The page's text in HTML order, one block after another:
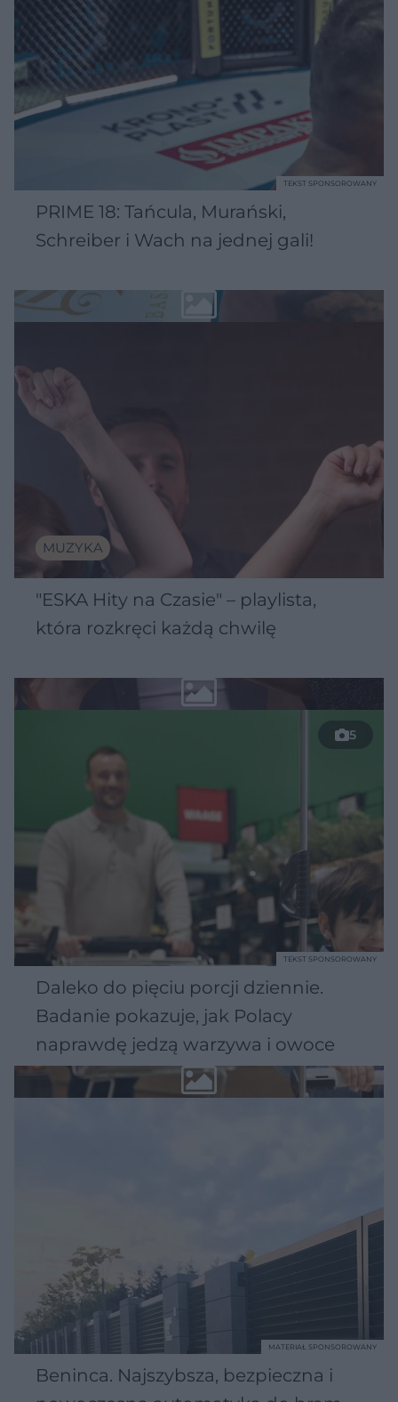
PRIME 18: Tańcula, Murański,
Schreiber i Wach na jednej gali!
TEKST SPONSOROWANY
MUZYKA
"ESKA Hity na Czasie" – playlista,
która rozkręci każdą chwilę
5
Daleko do pięciu porcji dziennie.
Badanie pokazuje, jak Polacy
naprawdę jedzą warzywa i owoce
TEKST SPONSOROWANY
Beninca. Najszybsza, bezpieczna i
MATERIAŁ SPONSOROWANY